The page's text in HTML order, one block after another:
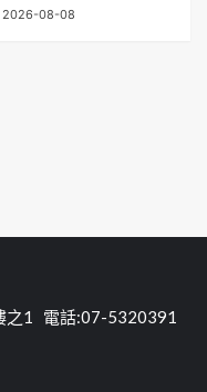
2026-08-08
之1 電話:07-5320391